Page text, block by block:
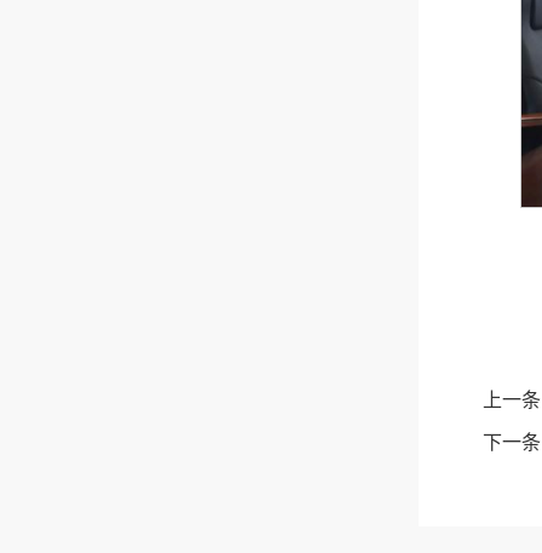
上一
下一